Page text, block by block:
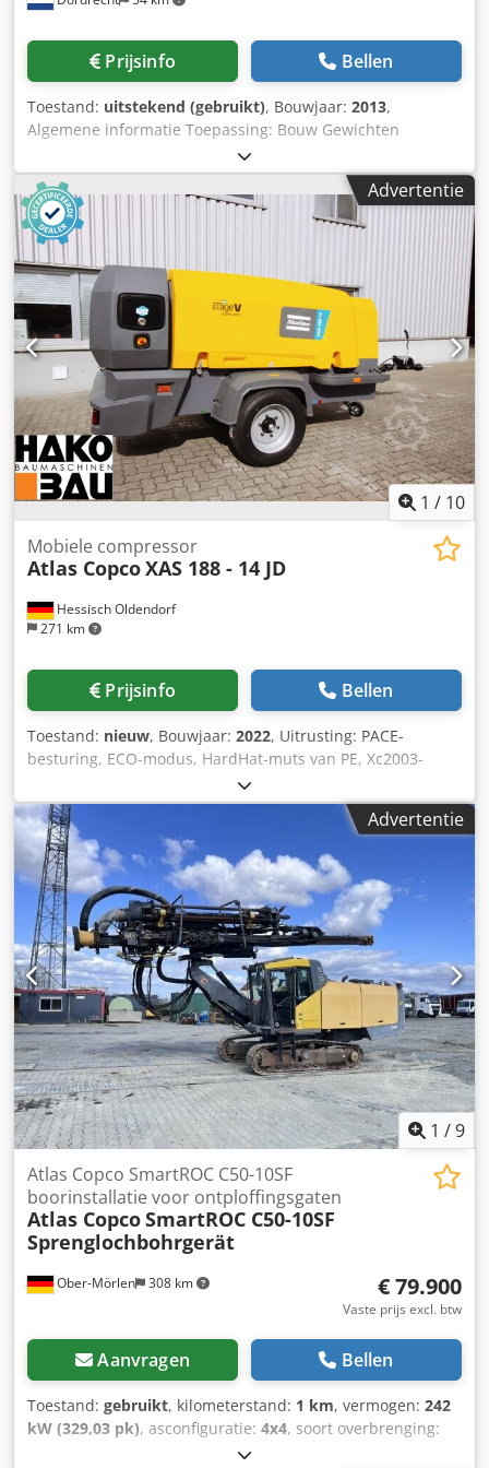
Prijsinfo Bellen
Toestand: uitstekend (gebruikt), Bouwjaar: 2013,
Algemene informatie Toepassing: Bouw Gewichten
Leeggewicht: 5.400 kg Functioneel CE-markering: ja
Onderhoud, historie en staat Aantal eigenaren: 1
Technische staat: zeer goed Optische staat: zeer goed
Overige informatie Geschikt voor de volgende machines:
58 t - 100 t Leveringscondities: EXW Werkdruk: 160-180 bar
Benodigde hydraulische stroom: 390 l/min Slagfrequentie:
280-480 Laatste inspectie: 2025-03-03 Land van productie:
DE Csdpfx Anjv Tm Sbs Iorf Overige informatie Neem
contact op met Ö. Inalkac voor meer informatie.
Advertentie
1 / 10
Hessisch Oldendorf
271 km
Mobiele compressor
Atlas CopcoXAS 188 - 14 JD
Prijsinfo Bellen
Toestand: nieuw, Bouwjaar: 2022, Uitrusting: PACE-
besturing, ECO-modus, HardHat-muts van PE, Xc2003-
besturingssysteem Minimum temperatuur: -10 °C
Afmetingen basisframe: 4844 x 1807 x 1892 mm (L x B x H)
Onbelast toerental: 1500 rpm Nominale snelheid bij volle
belasting: 1960 rpm Omgevingstemperatuur: 45 °C
Motorvermogen: 104 kW Volumestroom (FAD): 10,9-9,7
m³/min. Werkdrukbereik: 5-14 bar Flexibele druk- en
debietregeling van de compressor: PACE Merk / model
motor: John Deere / 4045HI551 Cedpfx Anjii U R Dj Iorf
Persluchtbehandeling bestaande uit: Persluchtnakoeler,
waterafscheider en PD-filter Emissieniveau: Fase V Aantal
cilinders: 4
Advertentie
1 /9
Ober-Mörlen 308 km
Atlas Copco SmartROC C50-10SF
boorinstallatie voor ontploffingsgaten
Atlas CopcoSmartROC C50-10SF
Sprenglochbohrgerät
€ 79.900
Vaste prijs excl. btw
Aanvragen Bellen
Toestand: gebruikt, kilometerstand: 1 km, vermogen: 242
kW (329,03 pk), asconfiguratie: 4x4, soort overbrenging:
2012, zGG: 24.000 kg Neem